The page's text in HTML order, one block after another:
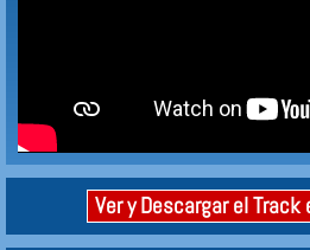
Ver y Descargar el